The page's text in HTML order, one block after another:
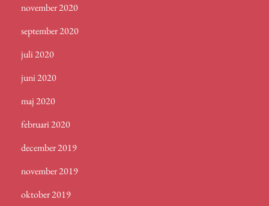
november 2020
september 2020
juli 2020
juni 2020
maj 2020
februari 2020
december 2019
november 2019
oktober 2019